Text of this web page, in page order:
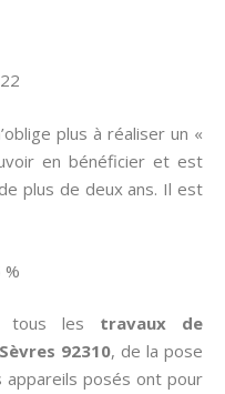
plus à réaliser un «
en bénéficier et est
plus de deux ans. Il est
%
tous les travaux de
92310, de la pose
appareils posés ont pour